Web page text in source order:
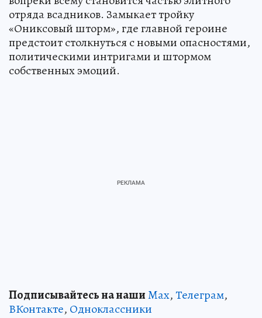
отряда всадников. Замыкает тройку
«Ониксовый шторм», где главной героине
предстоит столкнуться с новыми опасностями,
политическими интригами и штормом
собственных эмоций.
Подписывайтесь на нашиMax,Телеграм,
ВКонтакте, Одноклассники